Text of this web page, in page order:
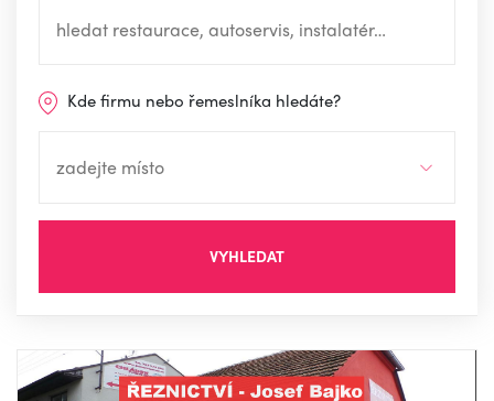
Kde firmu nebo řemeslníka hledáte?
VYHLEDAT